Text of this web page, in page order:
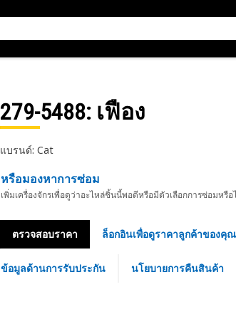
279-5488: เฟือง
แบรนด์: Cat
หรือมองหาการซ่อม
เพิ่มเครื่องจักรเพื่อดูว่าอะไหล่ชิ้นนี้พอดีหรือมีตัวเลือกการซ่อมหรือ
ตรวจสอบราคา ล็อกอินเพื่อดูราคาลูกค้าของคุณ
ข้อมูลด้านการรับประกัน นโยบายการคืนสินค้า